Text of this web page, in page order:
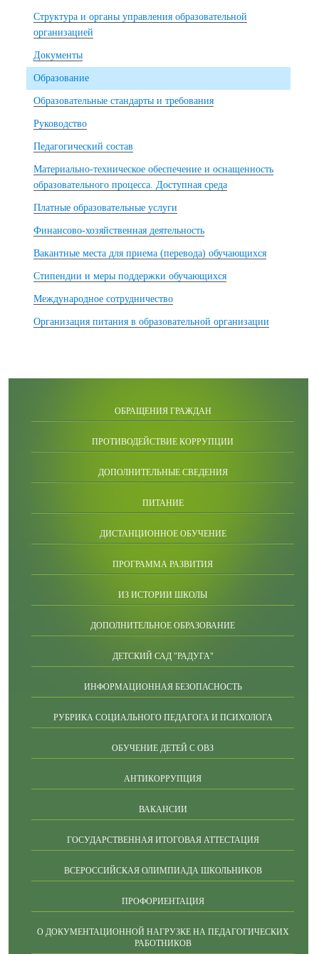
Структура и органы управления образовательной
организацией
Документы
Образование
Образовательные стандарты и требования
Руководство
Педагогический состав
Материально-техническое обеспечение и оснащенность
образовательного процесса. Доступная среда
Платные образовательные услуги
Финансово-хозяйственная деятельность
Вакантные места для приема (перевода) обучающихся
Стипендии и меры поддержки обучающихся
Международное сотрудничество
Организация питания в образовательной организации
ОБРАЩЕНИЯ ГРАЖДАН
ПРОТИВОДЕЙСТВИЕ КОРРУПЦИИ
ДОПОЛНИТЕЛЬНЫЕ СВЕДЕНИЯ
ПИТАНИЕ
ДИСТАНЦИОННОЕ ОБУЧЕНИЕ
ПРОГРАММА РАЗВИТИЯ
ИЗ ИСТОРИИ ШКОЛЫ
ДОПОЛНИТЕЛЬНОЕ ОБРАЗОВАНИЕ
ДЕТСКИЙ САД "РАДУГА"
ИНФОРМАЦИОННАЯ БЕЗОПАСНОСТЬ
РУБРИКА СОЦИАЛЬНОГО ПЕДАГОГА И ПСИХОЛОГА
ОБУЧЕНИЕ ДЕТЕЙ С ОВЗ
АНТИКОРРУПЦИЯ
ВАКАНСИИ
ГОСУДАРСТВЕННАЯ ИТОГОВАЯ АТТЕСТАЦИЯ
ВСЕРОССИЙСКАЯ ОЛИМПИАДА ШКОЛЬНИКОВ
ПРОФОРИЕНТАЦИЯ
О ДОКУМЕНТАЦИОННОЙ НАГРУЗКЕ НА ПЕДАГОГИЧЕСКИХ
РАБОТНИКОВ